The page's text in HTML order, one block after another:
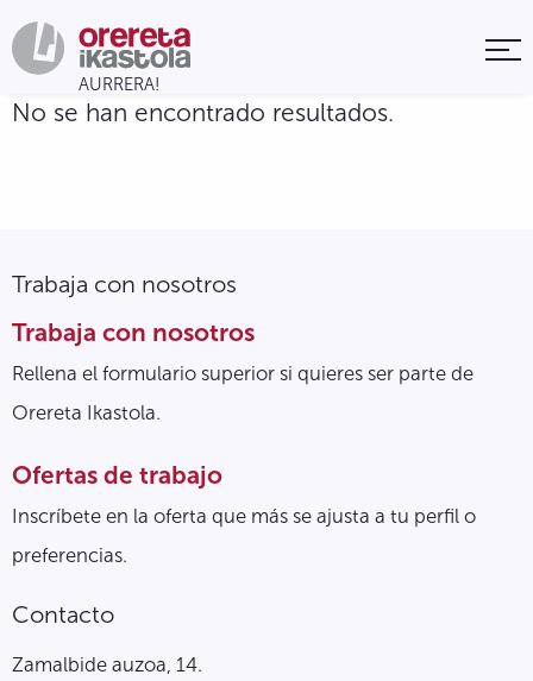
No se han encontrado resultados.
Trabaja con nosotros
Trabaja con nosotros
Rellena el formulario superior si quieres ser parte de
Orereta Ikastola.
Ofertas de trabajo
Inscríbete en la oferta que más se ajusta a tu perfil o
preferencias.
Contacto
Zamalbide auzoa, 14.